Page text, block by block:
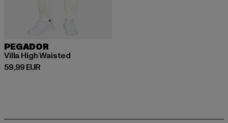
PEGADOR
Villa High Waisted
59,99 EUR
Derzeitiger Preis: 59,99 EUR